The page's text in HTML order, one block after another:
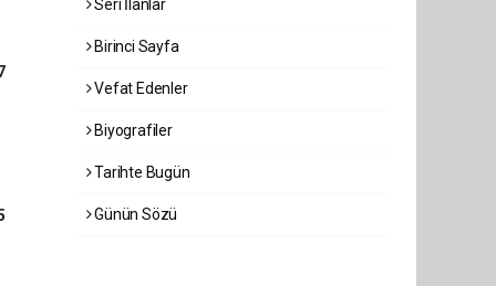
Seri İlanlar
Birinci Sayfa
Vefat Edenler
Biyografiler
Tarihte Bugün
Günün Sözü